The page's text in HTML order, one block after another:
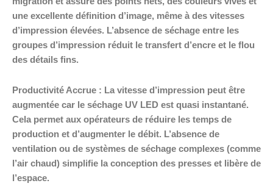
une excellente définition d’image, même à des vitesses
d’impression élevées. L’absence de séchage entre les
groupes d’impression réduit le transfert d’encre et le flou
des détails fins.
Productivité Accrue : La vitesse d’impression peut être
augmentée car le séchage UV LED est quasi instantané.
Cela permet aux opérateurs de réduire les temps de
production et d’augmenter le débit. L’absence de
ventilation ou de systèmes de séchage complexes (comme
l’air chaud) simplifie la conception des presses et libère de
l’espace.